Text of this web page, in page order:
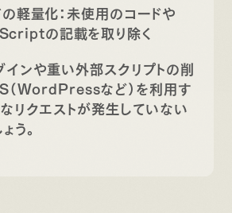
軽量化：未使用のコードや
の記載を取り除く
ンや重い外部スクリプトの削
（WordPressなど）を利用す
リクエストが発生していない
う。